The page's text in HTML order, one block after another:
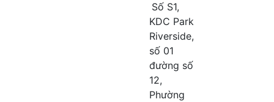
Số S1,
KDC Park
Riverside,
số 01
đường số
12,
Phường